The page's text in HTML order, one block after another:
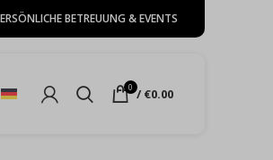
BETREUUNG & EVENTS
0 / €0.00